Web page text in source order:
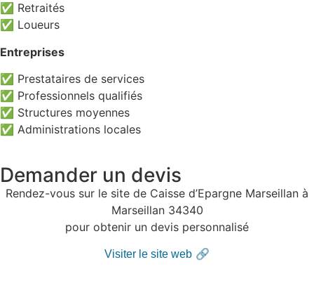
✅ Retraités
✅ Loueurs
Entreprises
✅ Prestataires de services
✅ Professionnels qualifiés
✅ Structures moyennes
✅ Administrations locales
Demander un devis
Rendez-vous sur le site de Caisse d’Epargne Marseillan à
Marseillan 34340
pour obtenir un devis personnalisé
Visiter le site web 🔗